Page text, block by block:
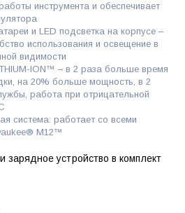
инструмента и обеспечивает
и LED подсветка на корпусе –
использования и освещение в
видимости
ION™ – в 2 раза больше время
на 20% больше мощность, в 2
работа при отрицательной
система: работает со всеми
M12™
зарядное устройство в комплект